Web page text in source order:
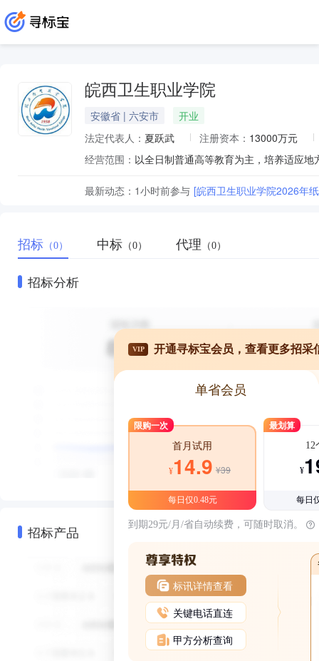
皖西卫生职业学院
安徽省 | 六安市
开业
法定代表人： 夏跃武 注册资本： 13000万元
经营范围：
最新动态： 1小时前参与 [皖西卫生职业学院2026年
招标 （0） 中标 （0） 代理 （0）
招标分析
招标产品
VIP 开通寻标宝会员，查看更多招采
单省会员
限购一次
首月试用
¥14.9 ¥39
每日仅0.48元
最划算
12
¥
每日
到期29元/月/省自动续费，可随时取消。
标讯详情查看
关键电话直连
甲方分析查询